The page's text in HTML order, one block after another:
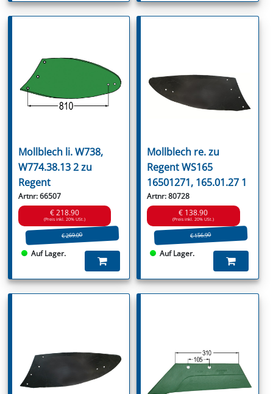
Mollblech li. W738,
W774.38.13 2 zu
Regent
Artnr: 66507
€ 218.90
(Preis inkl. 20% USt.)
€ 269.00
Auf Lager.
Mollblech re. zu
Regent WS165
16501271, 165.01.27 1
Artnr: 80728
€ 138.90
(Preis inkl. 20% USt.)
€ 156.90
Auf Lager.